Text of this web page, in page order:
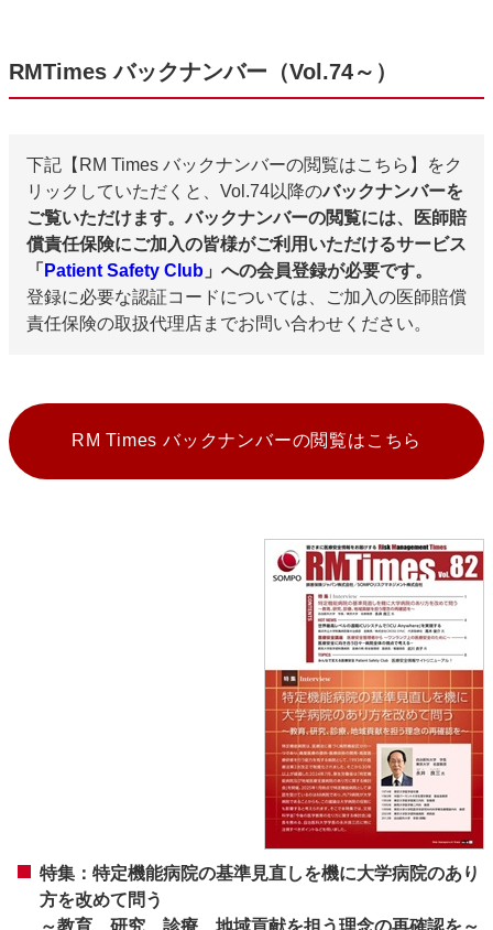
RMTimes バックナンバー（Vol.74～）
下記【RM Times バックナンバーの閲覧はこちら】をク
リックしていただくと、Vol.74以降のバックナンバーを
ご覧いただけます。バックナンバーの閲覧には、医師賠
償責任保険にご加入の皆様がご利用いただけるサービス
「 Patient Safety Club 」への会員登録が必要です。
登録に必要な認証コードについては、ご加入の医師賠償
責任保険の取扱代理店までお問い合わせください。
RM Times バックナンバーの閲覧はこちら
特集：特定機能病院の基準見直しを機に大学病院のあり
方を改めて問う